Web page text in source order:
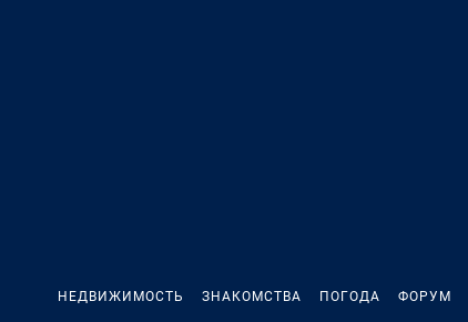
НЕДВИЖИМОСТЬ ЗНАКОМСТВА ПОГОДА ФОРУМ